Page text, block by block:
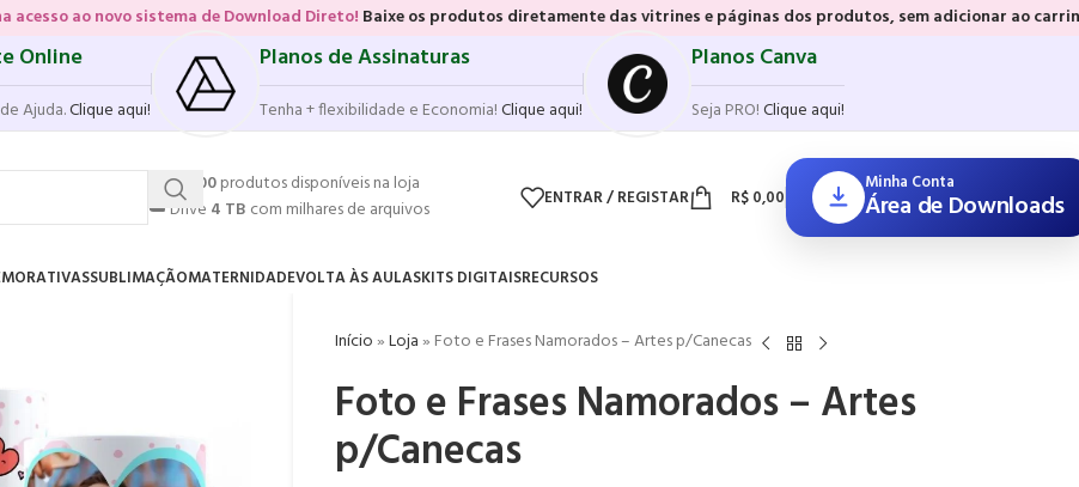
sistema de Download Direto!Baixe os produtos diretamente das vitrines e páginas dos produtos, sem adicionar ao carrinho e sem
Online
Ajuda.Clique aqui!
Planos de Assinaturas
Tenha + flexibilidade e Economia!Clique aqui!
Planos Canva
Seja PRO!Clique aqui!
💥17.500produtos disponíveis na loja
☁️ Drive 4 TB com milhares de arquivos ENTRAR / REGISTAR R$0,00
Minha Conta
Área de Downloads
SUBLIMAÇÃOMATERNIDADEVOLTA ÀS AULASKITS DIGITAISRECURSOS
Início»Loja» Foto e Frases Namorados – Artes p/Canecas
Foto e Frases Namorados – Artes
p/Canecas